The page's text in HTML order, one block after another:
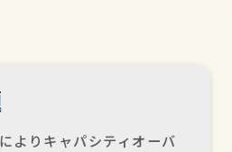
よりキャパシティオーバ